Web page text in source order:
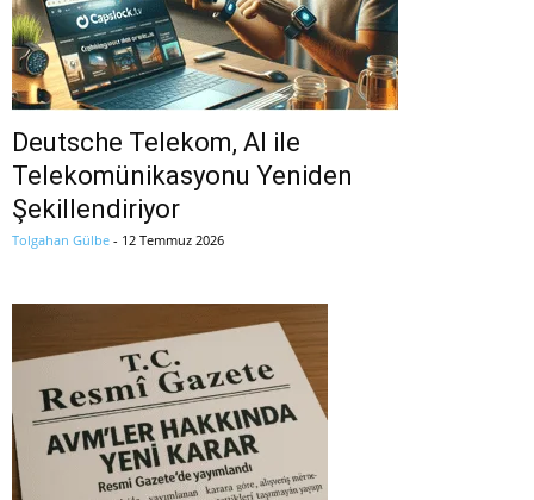
Deutsche Telekom, AI ile
Telekomünikasyonu Yeniden
Şekillendiriyor
Tolgahan Gülbe - 12 Temmuz 2026